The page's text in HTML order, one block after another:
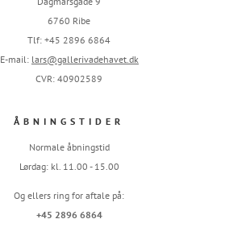
6760 Ribe
Tlf: +45 2896 6864
E-mail: lars@gallerivadehavet.dk
CVR: 40902589
ÅBNINGSTIDER
Normale åbningstid
Lørdag: kl. 11.00 - 15.00
Og ellers ring for aftale på:
+45 2896 6864